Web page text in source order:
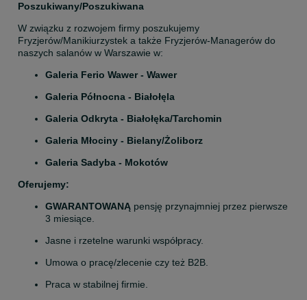
Poszukiwany/Poszukiwana
W związku z rozwojem firmy poszukujemy
Fryzjerów/Manikiurzystek a także Fryzjerów-Managerów do
naszych salanów w Warszawie w:
Galeria Ferio Wawer - Wawer
Galeria Północna - Białołęla
Galeria Odkryta - Białołęka/Tarchomin
Galeria Młociny - Bielany/Żoliborz
Galeria Sadyba - Mokotów
Oferujemy:
GWARANTOWANĄ pensję przynajmniej przez pierwsze
3 miesiące.
Jasne i rzetelne warunki współpracy.
Umowa o pracę/zlecenie czy też B2B.
Praca w stabilnej firmie.